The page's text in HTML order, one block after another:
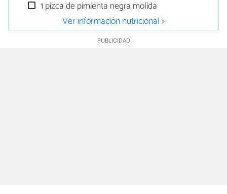
1 pizca de pimienta negra molida
Ver información nutricional >